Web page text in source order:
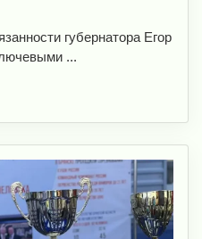
губернатора Егор
...